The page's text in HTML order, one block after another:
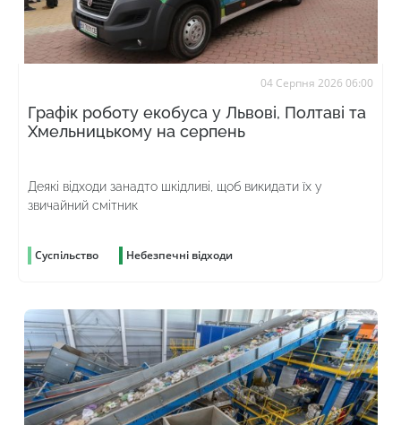
04 Серпня 2026 06:00
Графік роботу екобуса у Львові, Полтаві та
Хмельницькому на серпень
Деякі відходи занадто шкідливі, щоб викидати їх у
звичайний смітник
Суспільство Небезпечні відходи